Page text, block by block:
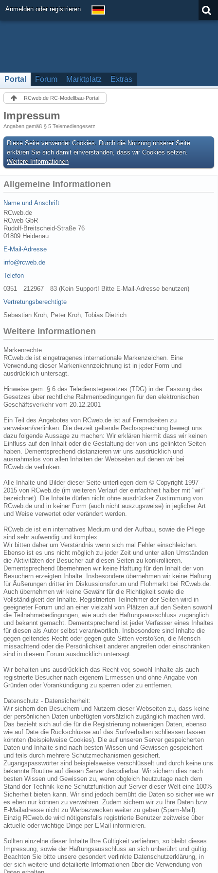
Anmelden oder registrieren
Portal Forum Marktplatz Extras
RCweb.de RC-Modellbau-Portal
Impressum
Angaben gemäß § 5 Telemediengesetz
Diese Seite verwendet Cookies. Durch die Nutzung unserer Seite
erklären Sie sich damit einverstanden, dass wir Cookies setzen.
Weitere Informationen
Allgemeine Informationen
Name und Anschrift
RCweb.de
RCweb GbR
Rudolf-Breitscheid-Straße 76
01809 Heidenau
E-Mail-Adresse
info@rcweb.de
Telefon
0351 212967 83 (Kein Support! Bitte E-Mail-Adresse benutzen)
Vertretungsberechtigte
Sebastian Kroh, Peter Kroh, Tobias Dietrich
Weitere Informationen
Markenrechte
RCweb.de ist eingetragenes internationale Markenzeichen. Eine
Verwendung dieser Markenkennzeichnung ist in jeder Form und
ausdrücklich untersagt.
Hinweise gem. § 6 des Teledienstegesetzes (TDG) in der Fassung des
Gesetzes über rechtliche Rahmenbedingungen für den elektronischen
Geschäftsverkehr vom 20.12.2001
Ein Teil des Angebotes von RCweb.de ist auf Fremdseiten zu
verweisen/verlinken. Die derzeit geltende Rechssprechung bewegt uns
dazu folgende Aussage zu machen: Wir erklären hiermit dass wir keinen
Einfluss auf den Inhalt oder die Gestaltung der von uns gelinkten Seiten
haben. Dementsprechend distanzieren wir uns ausdrücklich und
ausnahmslos von allen Inhalten der Webseiten auf denen wir bei
RCweb.de verlinken.
Alle Inhalte und Bilder dieser Seite unterliegen dem © Copyright 1997 -
2015 von RCweb.de (im weiteren Verlauf der einfachheit halber mit "wir"
bezeichnet). Die Inhalte dürfen nicht ohne ausdrücker Zustimmung von
RCweb.de und in keiner Form (auch nicht auszugsweise) in jeglicher Art
und Weise verwertet oder verändert werden.
RCweb.de ist ein internatives Medium und der Aufbau, sowie die Pflege
sind sehr aufwendig und komplex.
Wir bitten daher um Verständnis wenn sich mal Fehler einschleichen.
Ebenso ist es uns nicht möglich zu jeder Zeit und unter allen Umständen
die Aktivitäten der Besucher auf diesen Seiten zu konkrollieren.
Dementsprechend übernehmen wir keine Haftung für den Inhalt der von
Besuchern erzeigten Inhalte. Insbesondere übernehmen wir keine Haftung
für Äußerungen dritter im Diskussionsforum und Flohmarkt bei RCweb.de.
Auch übernehmen wir keine Gewähr für die Richtigkeit sowie die
Vollständigkeit der Inhalte. Registrierten Teilnehmer der Seiten wird in
geeigneter Forum und an einer vielzahl von Plätzen auf den Seiten sowohl
die Teilnahmebedingungen, wie auch der Haftungsausschluss zugänglich
und bekannt gemacht. Dementsprechend ist jeder Verfasser eines Inhaltes
für diesen als Autor selbst verantwortlich. Insbesondere sind Inhalte die
gegen geltendes Recht oder gegen gute Sitten verstoßen, die Mensch
missachtend oder die Persönlichkeit anderer angreifen oder einschränken
sind in diesem Forum ausdrücklich untersagt.
Wir behalten uns ausdrücklich das Recht vor, sowohl Inhalte als auch
registrierte Besucher nach eigenem Ermessen und ohne Angabe von
Gründen oder Vorankündigung zu sperren oder zu entfernen.
Datenschutz - Datensicherheit:
Wir sichern den Besuchern und Nutzern dieser Webseiten zu, dass keine
der persönlichen Daten unbefügten vorsätzlich zugänglich machen wird.
Das bezieht sich auf die für die Registrierung notwenigen Daten, ebenso
wie auf Date die Rückschlüsse auf das Surfverhalten schliessen lassen
könnten (beispielweise Cookies). Die auf unseren Server gespeicherten
Daten und Inhalte sind nach besten Wissen und Gewissen gespeichert
und teils durch mehrere Schutzmechanismen gesichert.
Zugangspasswörter sind beispielsweise verschlüsselt und durch keine uns
bekannte Routine auf diesen Server decodierbar. Wir sichern dies nach
besten Wissen und Gewissen zu, wenn obgleich heutzutage nach dem
Stand der Technik keine Schutzfunktion auf Server dieser Welt eine 100%
Sicherheit bieten kann. Wir sind jedoch bemüht die Daten so sicher wie wir
es eben nur können zu verwahren. Zudem sichern wir zu Ihre Daten bzw.
E-Mailadresse nicht zu Werbezwecken weiter zu geben (Spam-Mail).
Einzig RCweb.de wird nötigensfalls registrierte Benutzer zeitweise über
aktuelle oder wichtige Dinge per EMail informieren.
Sollten einzelne dieser Inhalte Ihre Gültigkeit verliehren, so bleibt dieses
Impressung, sowie der Haftungsausschluss an sich unberührt und gültig.
Beachten Sie bitte unsere gesondert verlinkte Datenschutzerklärung, in
der sich weitere und detailierte Informationen über die Verwendung von